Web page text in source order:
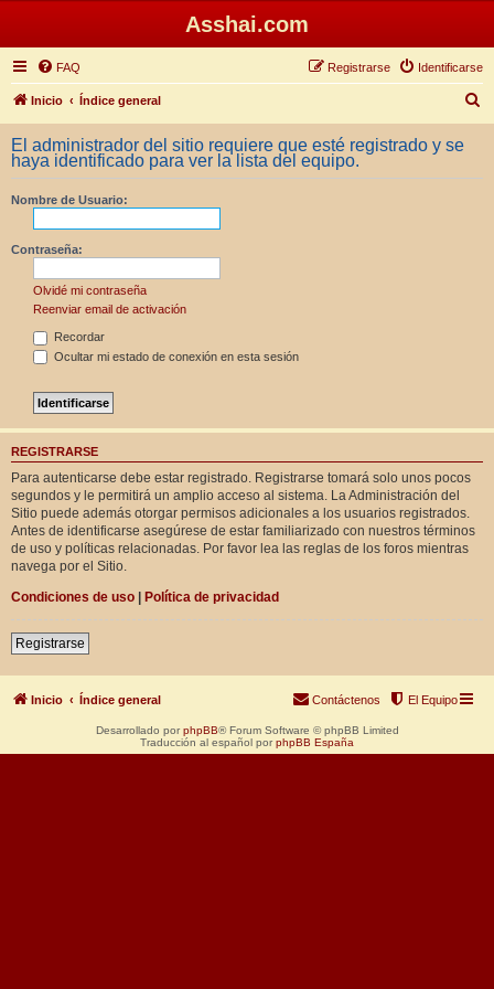
Asshai.com
FAQ Identificarse
Registrarse
Inicio Índice general
u
c
El administrador del sitio requiere que esté registrado y se
haya identificado para ver la lista del equipo.
Nombre de Usuario:
Contraseña:
Olvidé mi contraseña
Reenviar email de activación
Recordar
Ocultar mi estado de conexión en esta sesión
REGISTRARSE
Para autenticarse debe estar registrado. Registrarse tomará solo unos pocos
segundos y le permitirá un amplio acceso al sistema. La Administración del
Sitio puede además otorgar permisos adicionales a los usuarios registrados.
Antes de identificarse asegúrese de estar familiarizado con nuestros términos
de uso y políticas relacionadas. Por favor lea las reglas de los foros mientras
navega por el Sitio.
Condiciones de uso | Política de privacidad
Registrarse
Inicio Índice general El Equipo
Contáctenos
Desarrollado por phpBB® Forum Software © phpBB Limited
Traducción al español por phpBB España